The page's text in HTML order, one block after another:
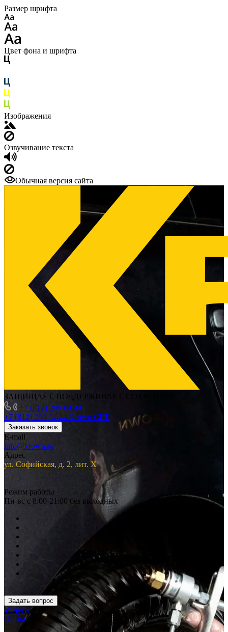
Размер шрифта
Цвет фона и шрифта
Изображения
Озвучивание текста
Обычная версия сайта
ЗАЩИЩАЕТ, ПОДДЕРЖИВАЕТ, СОХРАНЯЕТ
+7 (812) 209 04 44
+7 (812) 209 04 44 Krown СПБ
Заказать звонок
E-mail
info@krown.ru
Адрес
ул. Софийская, д. 2, лит. Х
Режим работы
Пн-вс с 8:00-21:00 без выходных
Задать вопрос
Услуги
Цены